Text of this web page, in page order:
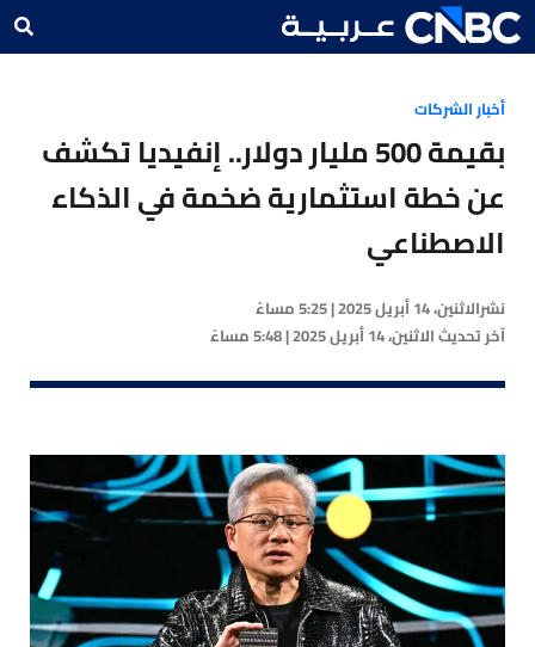
أخبار الشركات
بقيمة 500 مليار دولار.. إنفيديا تكشف
عن خطة استثمارية ضخمة في الذكاء
الاصطناعي
نشرالاثنين، 14 أبريل 2025 | 5:25 مساءً
آخر تحديثالاثنين، 14 أبريل 2025 | 5:48 مساءً